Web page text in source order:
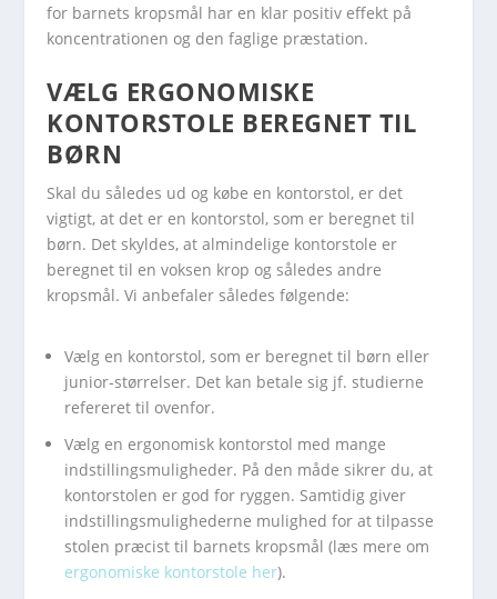
for barnets kropsmål har en klar positiv effekt på
koncentrationen og den faglige præstation.
VÆLG ERGONOMISKE
KONTORSTOLE BEREGNET TIL
BØRN
Skal du således ud og købe en kontorstol, er det
vigtigt, at det er en kontorstol, som er beregnet til
børn. Det skyldes, at almindelige kontorstole er
beregnet til en voksen krop og således andre
kropsmål. Vi anbefaler således følgende:
Vælg en kontorstol, som er beregnet til børn eller
junior-størrelser. Det kan betale sig jf. studierne
refereret til ovenfor.
Vælg en ergonomisk kontorstol med mange
indstillingsmuligheder. På den måde sikrer du, at
kontorstolen er god for ryggen. Samtidig giver
indstillingsmulighederne mulighed for at tilpasse
stolen præcist til barnets kropsmål (læs mere om
ergonomiske kontorstole her).